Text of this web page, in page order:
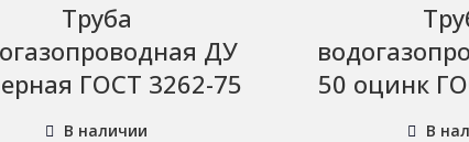
Труба
ДУ
ГОСТ 3262-75
В наличии
50 оцинк
В